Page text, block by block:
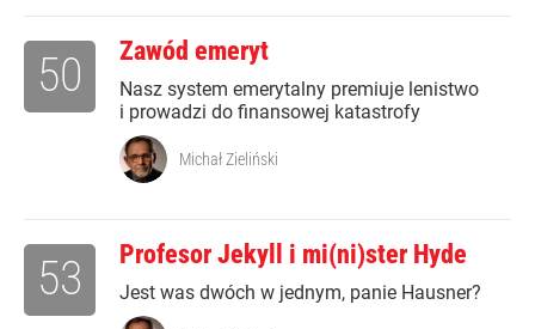
Zawód emeryt
Nasz system emerytalny premiuje lenistwo
i prowadzi do finansowej katastrofy
50
Michał Zieliński
Profesor Jekyll i mi(ni)ster Hyde
Jest was dwóch w jednym, panie Hausner?
53